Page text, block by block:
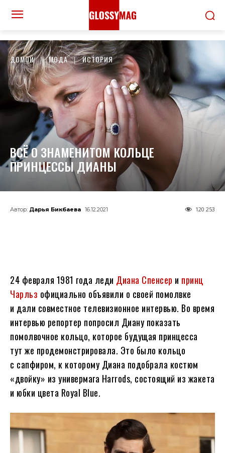
ДОМОЙ МОДА ИСТОРИЯ
ВСЁ О ЗНАМЕНИТОМ КОЛЬЦЕ
ПРИНЦЕССЫ ДИАНЫ
Автор: Дарья Бикбаева 16.12.2021 120 253
24 февраля 1981 года леди Диана Спенсер и принц
Чарльз официально объявили о своей помолвке
и дали совместное телевизионное интервью. Во время
интервью репортер попросил Диану показать
помолвочное кольцо, которое будущая принцесса
тут же продемонстрировала. Это было кольцо
с сапфиром, к которому Диана подобрала костюм
«двойку» из универмага Harrods, состоящий из жакета
и юбки цвета Royal Blue.